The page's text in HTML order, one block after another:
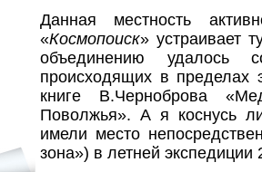
Данная местность
«Космопоиск» устраивает
объединению
происходящих в
книге В.Черноброва
Поволжья». А я коснусь
имели место
зона») в летней экспедиции